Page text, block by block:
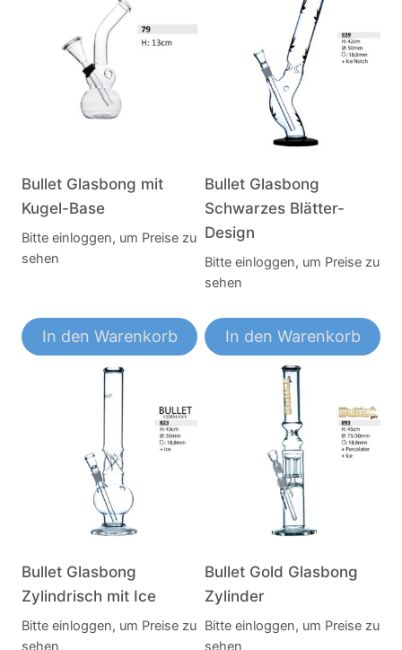
Bullet Glasbong mit
Kugel-Base
Bitte einloggen, um Preise zu
sehen
In den Warenkorb
Bullet Glasbong
Schwarzes Blätter-
Design
Bitte einloggen, um Preise zu
sehen
In den Warenkorb
Bullet Glasbong
Zylindrisch mit Ice
Bitte einloggen, um Preise zu
sehen
Bullet Gold Glasbong
Zylinder
Bitte einloggen, um Preise zu
sehen